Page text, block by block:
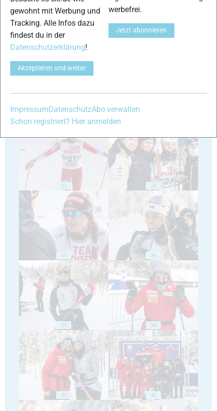
29
33 34
35 36
37 38
39 40
gewohnt mit Werbung und
Tracking. Alle Infos dazu
findest du in der
Datenschutzerklärung!
Akzeptieren und weiter
werbefrei.
Jetzt abonnieren
Impressum DatenschutzAbo verwalten
Schon registriert? Hier anmelden